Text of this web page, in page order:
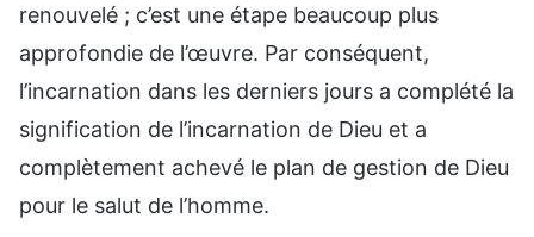
renouvelé ; c’est une étape beaucoup plus
approfondie de l’œuvre. Par conséquent,
l’incarnation dans les derniers jours a complété la
signification de l’incarnation de Dieu et a
complètement achevé le plan de gestion de Dieu
pour le salut de l’homme.